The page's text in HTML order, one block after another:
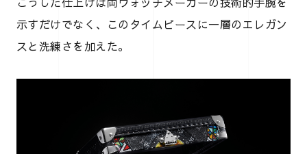
示すだけでなく、このタイムピースに一層のエレガン
スと洗練さを加えた。